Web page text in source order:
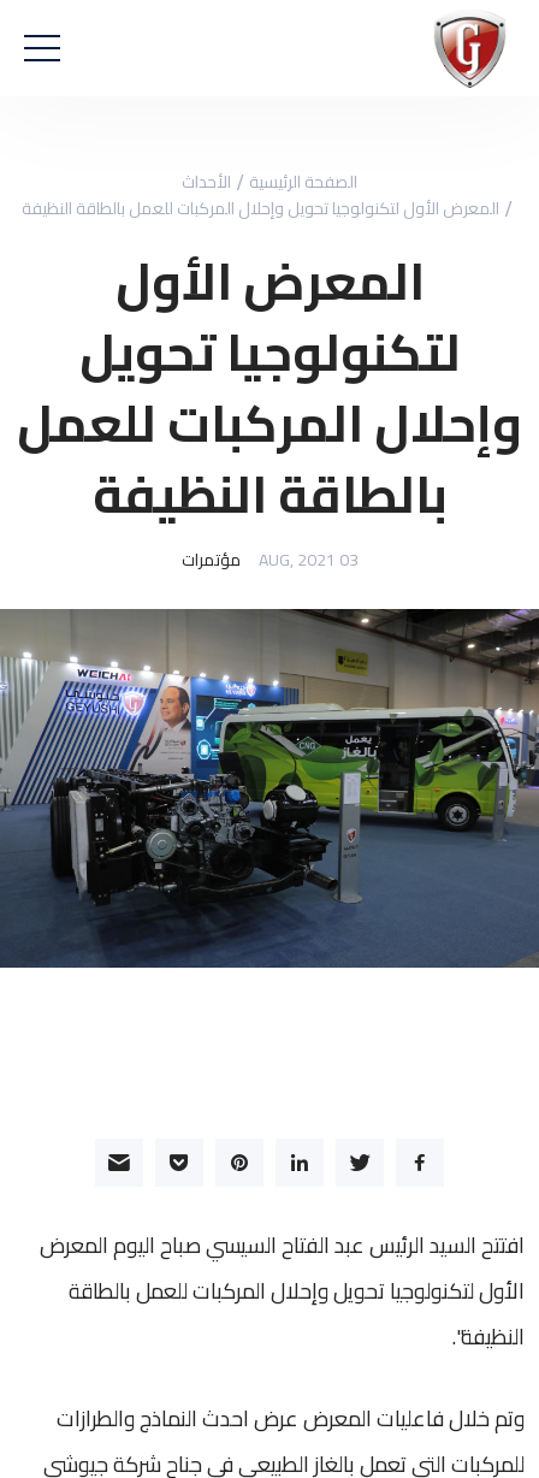
الصفحة الرئيسية
الأحداث
المعرض الأول لتكنولوجيا تحويل وإحلال المركبات للعمل بالطاقة النظيفة
المعرض الأول
لتكنولوجيا تحويل
وإحلال المركبات للعمل
بالطاقة النظيفة
03 AUG, 2021 مؤتمرات
افتتح السيد الرئيس عبد الفتاح السيسي صباح اليوم المعرض
الأول لتكنولوجيا تحويل وإحلال المركبات للعمل بالطاقة
النظيفة".
وتم خلال فاعليات المعرض عرض احدث النماذج والطرازات
للمركبات التي تعمل بالغاز الطبيعي في جناح شركة جيوشي